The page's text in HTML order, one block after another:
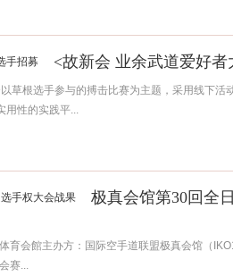
<故新会 业余武道爱好
以草根选手参与的搏击比赛为主题，采用线下
用性的实践平...
极真会馆第30回全
育会館主办方：国际空手道联盟极真会馆（
赛...